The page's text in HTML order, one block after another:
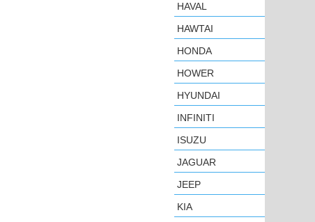
HAVAL
HAWTAI
HONDA
HOWER
HYUNDAI
INFINITI
ISUZU
JAGUAR
JEEP
KIA